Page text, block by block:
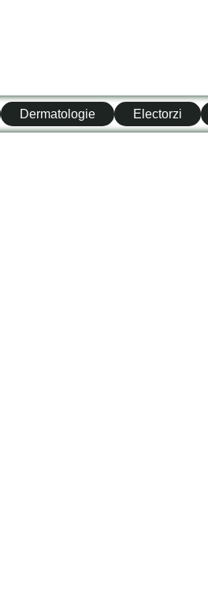
Dermatologie Electorzi